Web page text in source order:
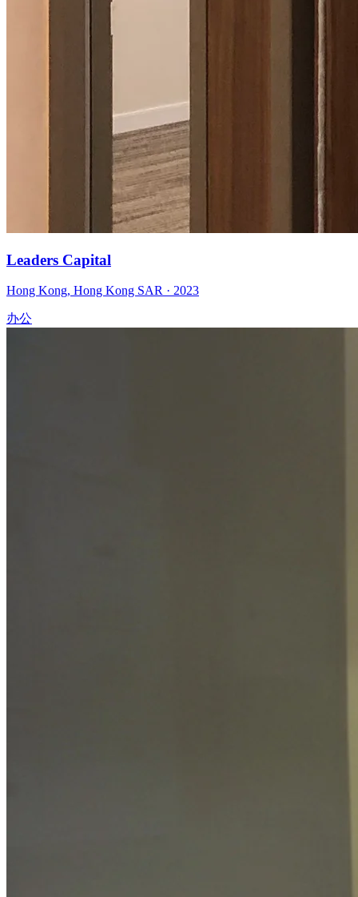
Leaders Capital
Hong Kong, Hong Kong SAR · 2023
办公